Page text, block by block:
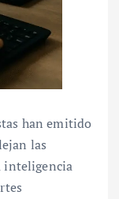
han emitido
las
inteligencia